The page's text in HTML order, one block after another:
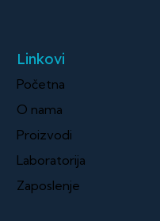
Linkovi
Početna
O nama
Proizvodi
Laboratorija
Zaposlenje